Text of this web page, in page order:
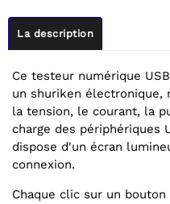
La description
Ce testeur numérique
un shuriken électronique,
la tension, le courant, la
charge des périphériques
dispose d'un écran
connexion.
Chaque clic sur un